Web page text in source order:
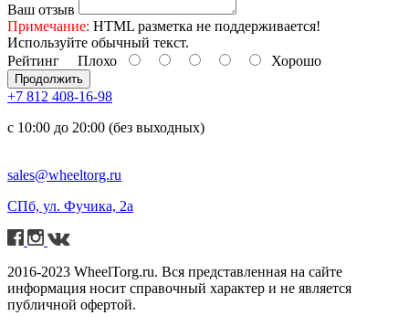
Ваш отзыв
Примечание: HTML разметка не поддерживается!
Используйте обычный текст.
Рейтинг Плохо Хорошо
Продолжить
+7 812 408-16-98
с 10:00 до 20:00 (без выходных)
sales@wheeltorg.ru
СПб, ул. Фучика, 2а
2016-2023 WheelTorg.ru. Вся представленная на сайте
информация носит справочный характер и не является
публичной офертой.